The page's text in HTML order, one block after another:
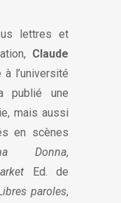
lettres et
Claude
l’université
publié une
mais aussi
en scènes
Donna,
Ed. de
paroles,